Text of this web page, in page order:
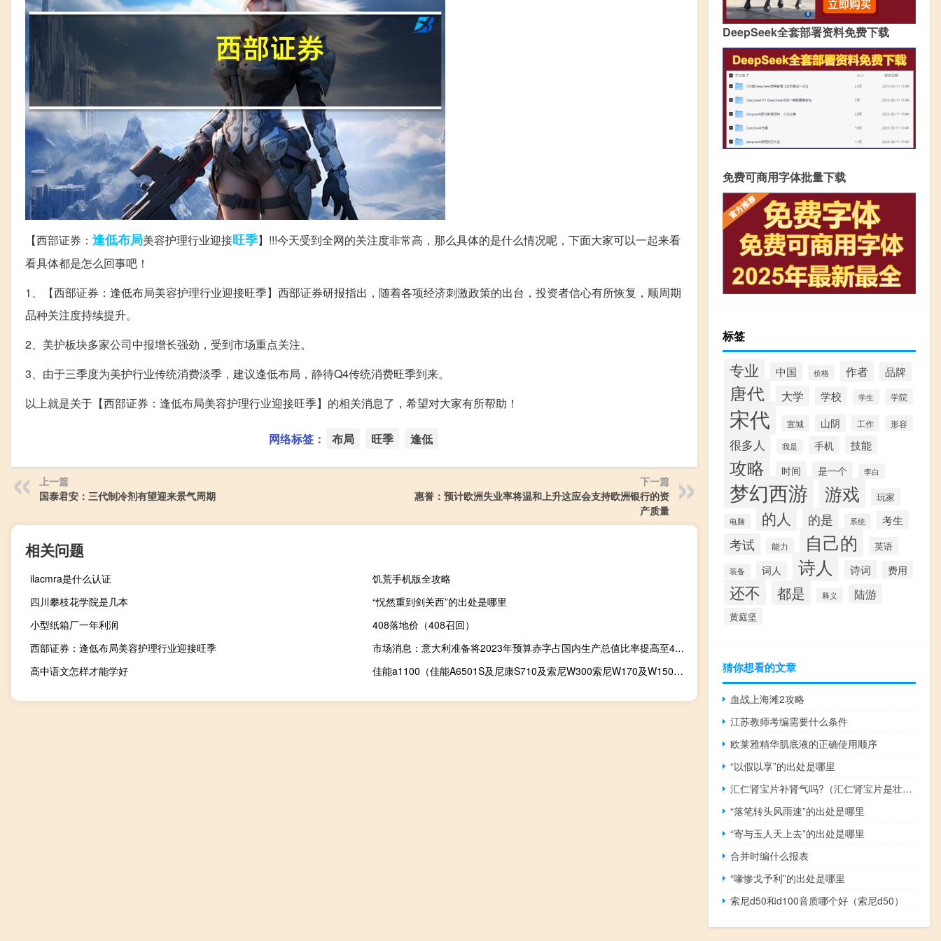
【西部证券： 逢低布局美容护理行业迎接旺季】!!!今天受到全网的关注度非常高，那么具体的是什么情况呢，下面大家可以一起来看
看具体都是怎么回事吧！
1、【西部证券：逢低布局美容护理行业迎接旺季】西部证券研报指出，随着各项经济刺激政策的出台，投资者信心有所恢复，顺周期
品种关注度持续提升。
2、美护板块多家公司中报增长强劲，受到市场重点关注。
3、由于三季度为美护行业传统消费淡季，建议逢低布局，静待Q4传统消费旺季到来。
以上就是关于【西部证券：逢低布局美容护理行业迎接旺季】的相关消息了，希望对大家有所帮助！
网络标签： 布局 旺季 逢低
上一篇
国泰君安：三代制冷剂有望迎来景气周期
下一篇
惠誉：预计欧洲失业率将温和上升这应会支持欧洲银行的资
产质量
相关问题
ilacmra是什么认证
饥荒手机版全攻略
四川攀枝花学院是几本
“怳然重到剑关西”的出处是哪里
小型纸箱厂一年利润
408落地价（408召回）
西部证券：逢低布局美容护理行业迎接旺季
市场消息：意大利准备将2023年预算赤字占国内生产总值比率提高至4.5%以上原因是税收减免对住房改善的影响日益增加
高中语文怎样才能学好
佳能a1100（佳能A6501S及尼康S710及索尼W300索尼W170及W150及佳能IXUS9801S佳）
DeepSeek全套部署资料免费下载
免费可商用字体批量下载
标签
专业 中国 价格 作者 品牌
唐代 大学 学校 学生 学院
宋代 宣城 山阴 工作 形容
很多人 我是 手机 技能
攻略 时间 是一个 李白
梦幻西游 游戏 玩家
电脑 的人 的是 系统 考生
考试 能力 自己的 英语
装备 词人 诗人 诗词 费用
还不 都是 释义 陆游
黄庭坚
猜你想看的文章
血战上海滩2攻略
江苏教师考编需要什么条件
欧莱雅精华肌底液的正确使用顺序
“以假以享”的出处是哪里
汇仁肾宝片补肾气吗?（汇仁肾宝片是壮阳药吗）
“落笔转头风雨速”的出处是哪里
“寄与玉人天上去”的出处是哪里
合并时编什么报表
“喙惨戈予利”的出处是哪里
索尼d50和d100音质哪个好（索尼d50）